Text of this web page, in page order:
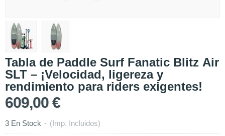
Tabla de Paddle Surf Fanatic Blitz Air
SLT – ¡Velocidad, ligereza y
rendimiento para riders exigentes!
609,00 €
3 En Stock - (Imp. Incluidos)